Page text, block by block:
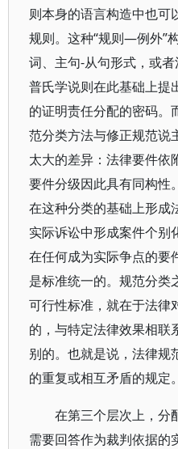
则本身的语言构造中也可
规则。这种“规则—例外”
词、主句-从句形式，或者
普氏学说则在此基础上提
的证明责任分配的密码。
范分类方法与修正规范说
太大的差异：法律要件依
要件分级因此具有同构性
在这种分类的基础上形成
实际诉讼中形成案件个别
在任何成为实际争点的要
是标准统一的。规范分类
可行性标准，就在于法律
的，与特定法律效果相联
别的。也就是说，法律规
的重复或相互矛盾的规定。
在第三个层次上，分
需要回答作为裁判依据的